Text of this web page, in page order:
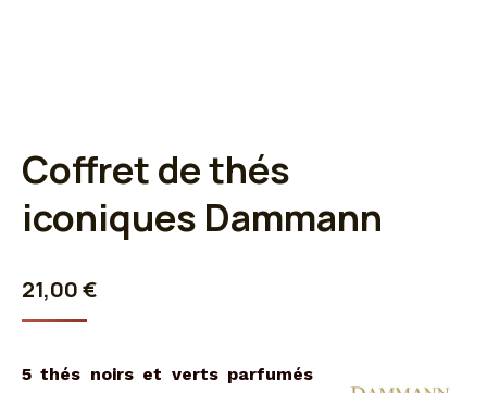
Coffret de thés
iconiques Dammann
21,00€
5 thés noirs et verts parfumés